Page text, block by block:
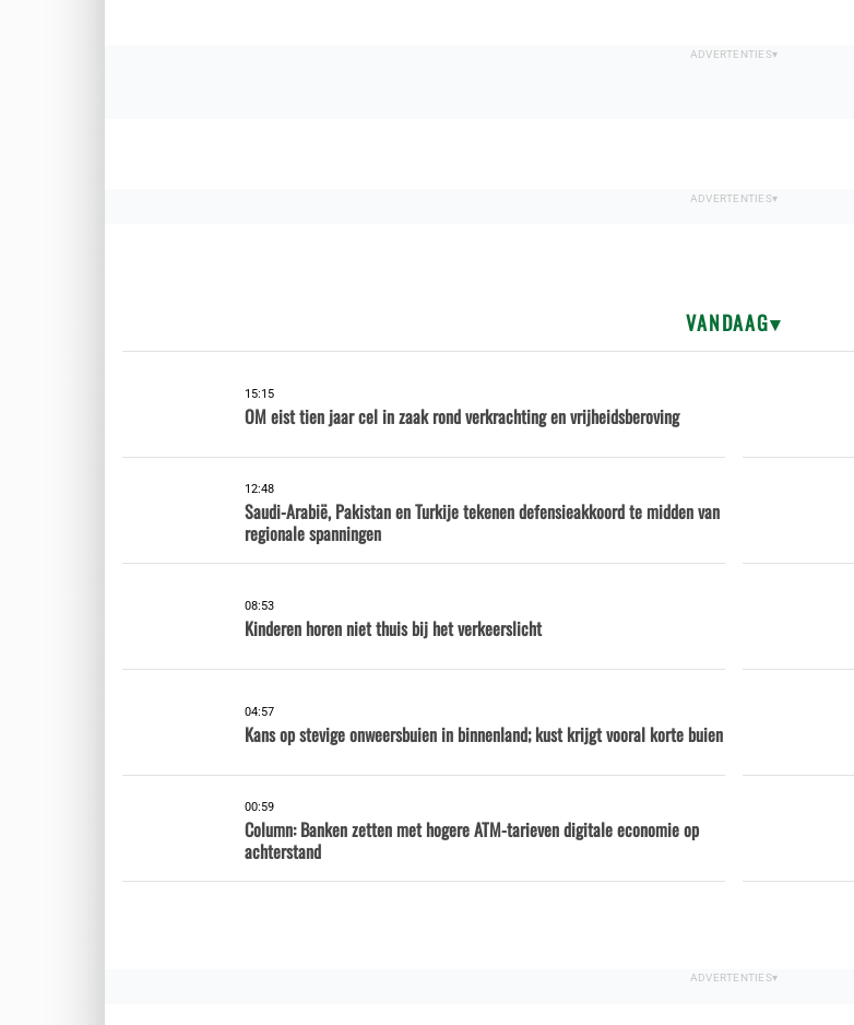
VANDAAG
15:15
OM eist tien jaar cel in zaak rond verkrachting en vrijheidsberoving
12:48
Saudi-Arabië, Pakistan en Turkije tekenen defensieakkoord te midden van
regionale spanningen
08:53
Kinderen horen niet thuis bij het verkeerslicht
04:57
Kans op stevige onweersbuien in binnenland; kust krijgt vooral korte buien
00:59
Column: Banken zetten met hogere ATM-tarieven digitale economie op
achterstand